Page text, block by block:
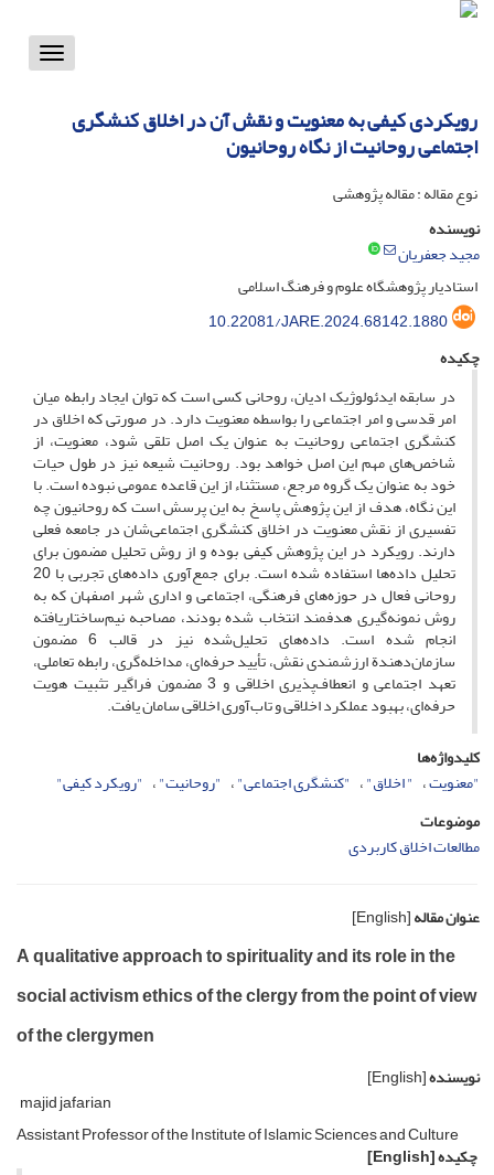
Toggle
رویکردی کیفی به معنویت و نقش آن در اخلاق کنشگری
اجتماعی روحانیت از نگاه روحانیون
نوع مقاله : مقاله پژوهشی
نویسنده
مجید جعفریان
استادیار پژوهشگاه علوم و فرهنگ اسلامی
10.22081/JARE.2024.68142.1880
چکیده
در سابقه ایدئولوژیک ادیان، روحانی کسی است که توان ایجاد رابطه میان
امر قدسی و امر اجتماعی را بواسطه معنویت دارد. در صورتی که اخلاق در
کنشگری اجتماعی روحانیت به عنوان یک اصل تلقی شود، معنویت، از
شاخص‌های مهم این اصل خواهد بود. روحانیت شیعه نیز در طول حیات
خود به عنوان یک گروه مرجع، مستثناء از این قاعده عمومی نبوده است. با
این نگاه، هدف از این پژوهش پاسخ به این پرسش است که روحانیون چه
تفسیری از نقش معنویت در اخلاق کنشگری اجتماعی‌شان در جامعه فعلی
دارند. رویکرد در این پژوهش کیفی بوده و از روش تحلیل مضمون برای
تحلیل داده‌ها استفاده شده است. برای جمع‌آوری داده‌های تجربی با 20
روحانی فعال در حوزه‌های فرهنگی، اجتماعی و اداری شهر اصفهان که به
روش نمونه‌گیری هدفمند انتخاب شده‌ بودند، مصاحبه نیم‌ساختاریافته
انجام شده است. داده‌های تحلیل‌شده نیز در قالب 6 مضمون
سازمان‌دهندة ارزشمندی نقش، تأیید حرفه‌ای، مداخله‌گری، رابطه تعاملی،
تعهد اجتماعی و انعطاف‌پذیری اخلاقی و 3 مضمون فراگیر تثبیت هویت
حرفه‌ای، بهبود عملکرد اخلاقی و تاب‌آوری اخلاقی سامان یافت.
کلیدواژه‌ها
"معنویت " اخلاق" "کنشگری اجتماعی" "روحانیت"
"رویکرد کیفی"
موضوعات
مطالعات اخلاق کاربردی
عنوان مقاله[English]
A qualitative approach to spirituality and its role in the
social activism ethics of the clergy from the point of view
of the clergymen
نویسنده[English]
majid jafarian
Assistant Professor of the Institute of Islamic Sciences and Culture
چکیده[English]